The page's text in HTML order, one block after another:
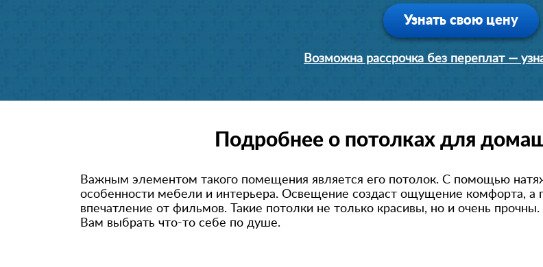
Узнать свою цену
Возможна рассрочка без переплат —
Подробнее о потолках для
Важным элементом такого помещения является его потолок. С помощью
особенности мебели и интерьера. Освещение создаст ощущение комфорта, а
впечатление от фильмов. Такие потолки не только красивы, но и очень
Вам выбрать что-то себе по душе.